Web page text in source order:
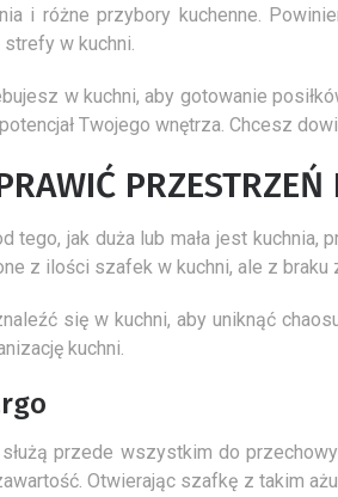
i różne przybory kuchenne.
strefy w kuchni.
w kuchni, aby gotowanie
Twojego wnętrza. Chcesz
tego, jak duża lub mała jest kuchnia,
z ilości szafek w kuchni, ale z braku
się w kuchni, aby uniknąć
kuchni.
przede wszystkim do
Otwierając szafkę z takim
drewna
powinien odznaczać się
precyzją i dokładnością